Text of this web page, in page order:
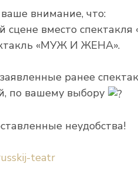
внимание, что:
сцене вместо
«МУЖ И ЖЕНА».
ранее
по вашему выбору
неудобства!
teatr